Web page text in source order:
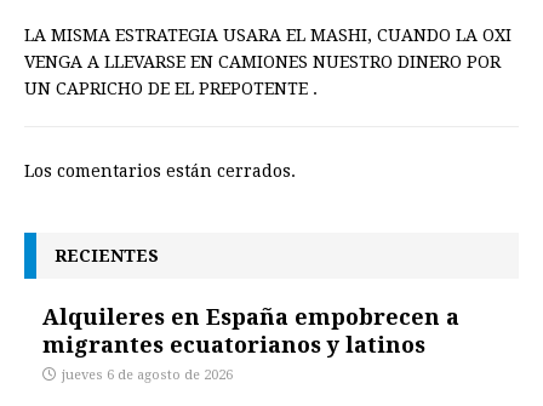
LA MISMA ESTRATEGIA USARA EL MASHI, CUANDO LA OXI
VENGA A LLEVARSE EN CAMIONES NUESTRO DINERO POR
UN CAPRICHO DE EL PREPOTENTE .
Los comentarios están cerrados.
RECIENTES
Alquileres en España empobrecen a
migrantes ecuatorianos y latinos
jueves 6 de agosto de 2026